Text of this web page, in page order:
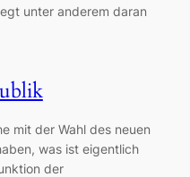
unter anderem daran
mit der Wahl des neuen
was ist eigentlich
der